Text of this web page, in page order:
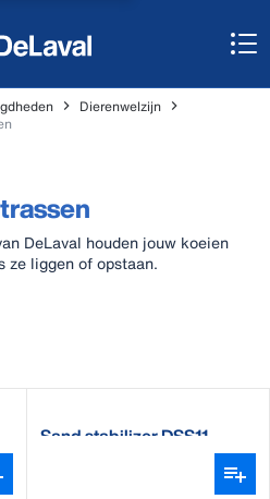
Dierenwelzijn
DeLaval houden jouw koeien
ze liggen of opstaan.
Sand stabilizer DSS11